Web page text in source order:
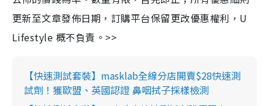
更新至文章發佈日期，訂購平台保留更改優惠權利，U
Lifestyle 概不負責。>>
【快速測試套裝】masklab全線分店開賣$28快速測
試劑！獲歐盟、英國認證 鼻咽拭子採樣檢測